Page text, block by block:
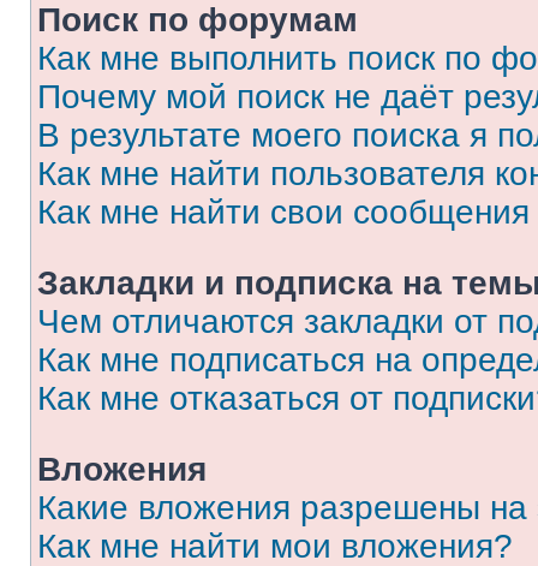
Поиск по форумам
Как мне выполнить поиск по
Почему мой поиск не даёт
В результате моего поиска я
Как мне найти пользователя
Как мне найти свои
Закладки и подписка на
Чем отличаются закладки от
Как мне подписаться на
Как мне отказаться от
Вложения
Какие вложения разрешены
Как мне найти мои вложения?